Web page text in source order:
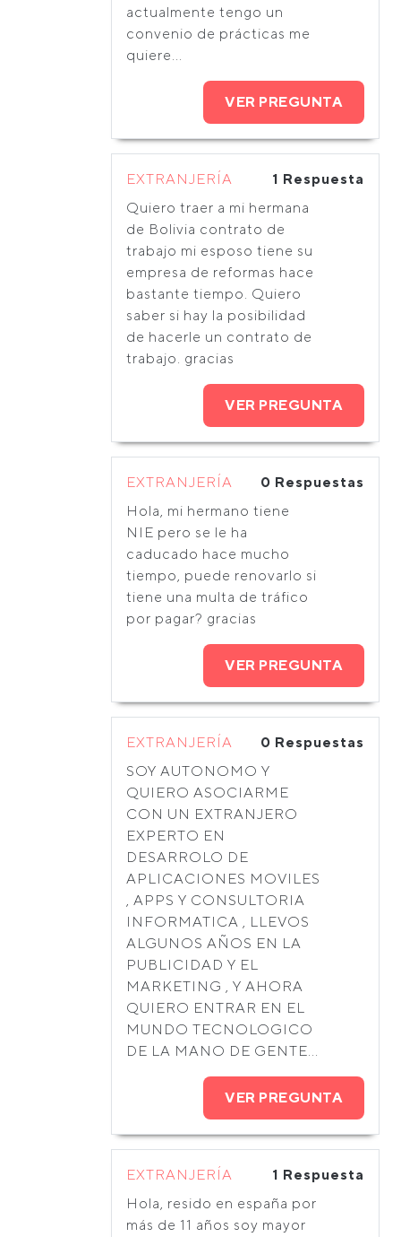
actualmente tengo un
convenio de prácticas me
quiere...
VER PREGUNTA
EXTRANJERÍA
1 Respuesta
Quiero traer a mi hermana
de Bolivia contrato de
trabajo mi esposo tiene su
empresa de reformas hace
bastante tiempo. Quiero
saber si hay la posibilidad
de hacerle un contrato de
trabajo. gracias
VER PREGUNTA
EXTRANJERÍA
0 Respuestas
Hola, mi hermano tiene
NIE pero se le ha
caducado hace mucho
tiempo, puede renovarlo si
tiene una multa de tráfico
por pagar? gracias
VER PREGUNTA
EXTRANJERÍA
0 Respuestas
SOY AUTONOMO Y
QUIERO ASOCIARME
CON UN EXTRANJERO
EXPERTO EN
DESARROLO DE
APLICACIONES MOVILES
, APPS Y CONSULTORIA
INFORMATICA , LLEVOS
ALGUNOS AÑOS EN LA
PUBLICIDAD Y EL
MARKETING , Y AHORA
QUIERO ENTRAR EN EL
MUNDO TECNOLOGICO
DE LA MANO DE GENTE...
VER PREGUNTA
EXTRANJERÍA
1 Respuesta
Hola, resido en españa por
más de 11 años soy mayor